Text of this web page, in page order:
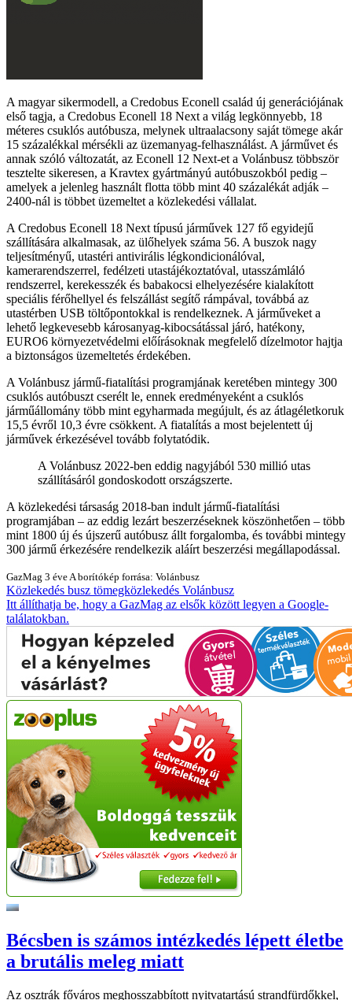
A magyar sikermodell, a Credobus Econell család új generációjának
első tagja, a Credobus Econell 18 Next a világ legkönnyebb, 18
méteres csuklós autóbusza, melynek ultraalacsony saját tömege akár
15 százalékkal mérsékli az üzemanyag-felhasználást. A járművet és
annak szóló változatát, az Econell 12 Next-et a Volánbusz többször
tesztelte sikeresen, a Kravtex gyártmányú autóbuszokból pedig –
amelyek a jelenleg használt flotta több mint 40 százalékát adják –
2400-nál is többet üzemeltet a közlekedési vállalat.
A Credobus Econell 18 Next típusú járművek 127 fő egyidejű
szállítására alkalmasak, az ülőhelyek száma 56. A buszok nagy
teljesítményű, utastéri antivirális légkondicionálóval,
kamerarendszerrel, fedélzeti utastájékoztatóval, utasszámláló
rendszerrel, kerekesszék és babakocsi elhelyezésére kialakított
speciális férőhellyel és felszállást segítő rámpával, továbbá az
utastérben USB töltőpontokkal is rendelkeznek. A járműveket a
lehető legkevesebb károsanyag-kibocsátással járó, hatékony,
EURO6 környezetvédelmi előírásoknak megfelelő dízelmotor hajtja
a biztonságos üzemeltetés érdekében.
A Volánbusz jármű-fiatalítási programjának keretében mintegy 300
csuklós autóbuszt cserélt le, ennek eredményeként a csuklós
járműállomány több mint egyharmada megújult, és az átlagéletkoruk
15,5 évről 10,3 évre csökkent. A fiatalítás a most bejelentett új
járművek érkezésével tovább folytatódik.
A Volánbusz 2022-ben eddig nagyjából 530 millió utas
szállításáról gondoskodott országszerte.
A közlekedési társaság 2018-ban indult jármű-fiatalítási
programjában – az eddig lezárt beszerzéseknek köszönhetően – több
mint 1800 új és újszerű autóbusz állt forgalomba, és további mintegy
300 jármű érkezésére rendelkezik aláírt beszerzési megállapodással.
GazMag 3 éve A borítókép forrása: Volánbusz
Közlekedés busz tömegközlekedés Volánbusz
Itt állíthatja be, hogy a GazMag az elsők között legyen a Google-
találatokban.
Bécsben is számos intézkedés lépett életbe
a brutális meleg miatt
Az osztrák főváros meghosszabbított nyitvatartású strandfürdőkkel,